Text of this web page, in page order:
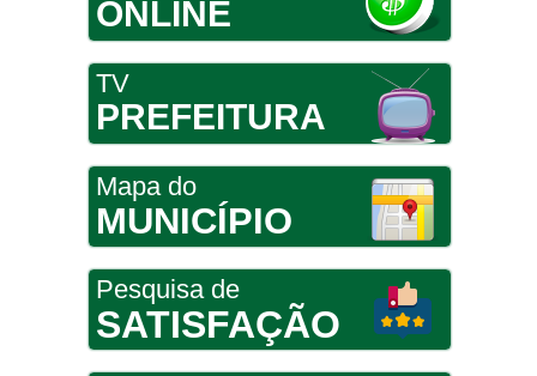
ONLINE
TV
PREFEITURA
Mapa do
MUNICÍPIO
Pesquisa de
SATISFAÇÃO